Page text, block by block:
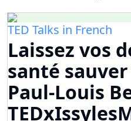
TED Talks in French
Laissez vos
santé
Paul-Louis